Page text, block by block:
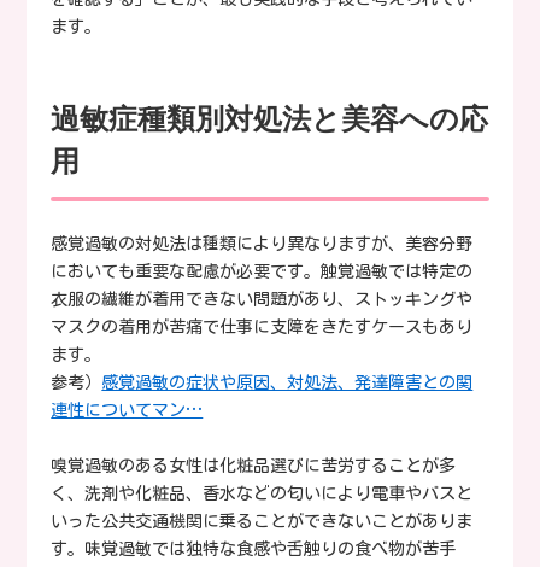
ます。
過敏症種類別対処法と美容への応
用
感覚過敏の対処法は種類により異なりますが、美容分野
においても重要な配慮が必要です。触覚過敏では特定の
衣服の繊維が着用できない問題があり、ストッキングや
マスクの着用が苦痛で仕事に支障をきたすケースもあり
ます。
参考） 感覚過敏の症状や原因、対処法、発達障害との関
連性についてマン…
嗅覚過敏のある女性は化粧品選びに苦労することが多
く、洗剤や化粧品、香水などの匂いにより電車やバスと
いった公共交通機関に乗ることができないことがありま
す。味覚過敏では独特な食感や舌触りの食べ物が苦手